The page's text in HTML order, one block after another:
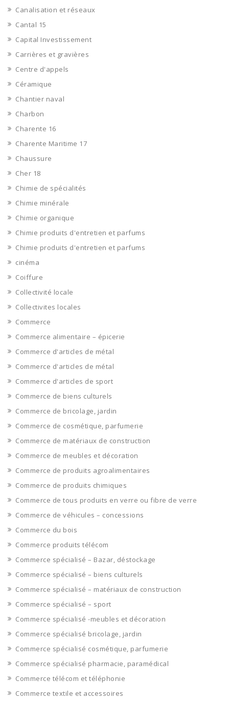
Canalisation et réseaux
Cantal 15
Capital Investissement
Carrières et gravières
Centre d'appels
Céramique
Chantier naval
Charbon
Charente 16
Charente Maritime 17
Chaussure
Cher 18
Chimie de spécialités
Chimie minérale
Chimie organique
Chimie produits d'entretien et parfums
Chimie produits d'entretien et parfums
cinéma
Coiffure
Collectivité locale
Collectivites locales
Commerce
Commerce alimentaire – épicerie
Commerce d'articles de métal
Commerce d'articles de métal
Commerce d'articles de sport
Commerce de biens culturels
Commerce de bricolage, jardin
Commerce de cosmétique, parfumerie
Commerce de matériaux de construction
Commerce de meubles et décoration
Commerce de produits agroalimentaires
Commerce de produits chimiques
Commerce de tous produits en verre ou fibre de verre
Commerce de véhicules – concessions
Commerce du bois
Commerce produits télécom
Commerce spécialisé – Bazar, déstockage
Commerce spécialisé – biens culturels
Commerce spécialisé – matériaux de construction
Commerce spécialisé – sport
Commerce spécialisé -meubles et décoration
Commerce spécialisé bricolage, jardin
Commerce spécialisé cosmétique, parfumerie
Commerce spécialisé pharmacie, paramédical
Commerce télécom et téléphonie
Commerce textile et accessoires